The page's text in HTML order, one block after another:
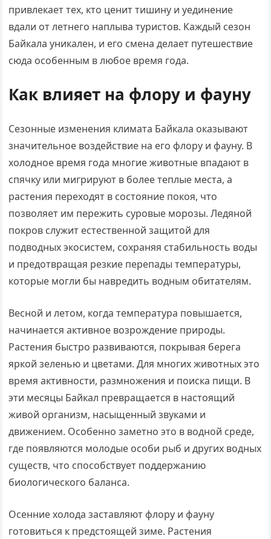
привлекает тех, кто ценит тишину и уединение
вдали от летнего наплыва туристов. Каждый сезон
Байкала уникален, и его смена делает путешествие
сюда особенным в любое время года.
Как влияет на флору и фауну
Сезонные изменения климата Байкала оказывают
значительное воздействие на его флору и фауну. В
холодное время года многие животные впадают в
спячку или мигрируют в более теплые места, а
растения переходят в состояние покоя, что
позволяет им пережить суровые морозы. Ледяной
покров служит естественной защитой для
подводных экосистем, сохраняя стабильность воды
и предотвращая резкие перепады температуры,
которые могли бы навредить водным обитателям.
Весной и летом, когда температура повышается,
начинается активное возрождение природы.
Растения быстро развиваются, покрывая берега
яркой зеленью и цветами. Для многих животных это
время активности, размножения и поиска пищи. В
эти месяцы Байкал превращается в настоящий
живой организм, насыщенный звуками и
движением. Особенно заметно это в водной среде,
где появляются молодые особи рыб и других водных
существ, что способствует поддержанию
биологического баланса.
Осенние холода заставляют флору и фауну
готовиться к предстоящей зиме. Растения